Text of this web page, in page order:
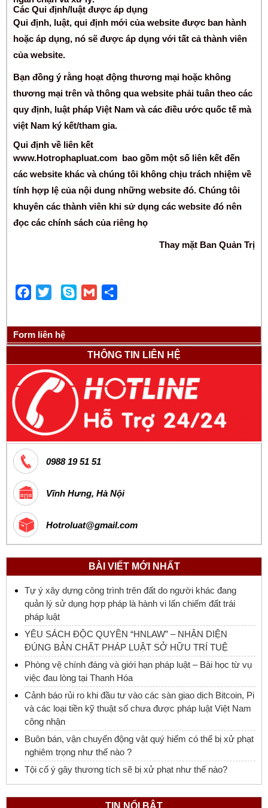
Các Qui định/luật được áp dụng
Qui định, luật, qui định mới của website được ban hành
hoặc áp dụng, nó sẽ được áp dụng với tất cả thành viên
của website.
Bạn đồng ý rằng hoạt động thương mại hoặc không
thương mại trên và thông qua website phải tuân theo các
quy định, luật pháp Việt Nam và các điều ước quốc tế mà
việt Nam ký kết/tham gia.
Qui định về liên kết
www.Hotrophapluat.com bao gồm một số liên kết đến
các website khác và chúng tôi không chịu trách nhiệm về
tính hợp lệ của nội dung những website đó. Chúng tôi
khuyên các thành viên khi sử dụng các website đó nên
đọc các chính sách của riêng họ
Thay mặt Ban Quản Trị
Facebook
Twitter Skype Gmail
Form liên hệ
THÔNG TIN LIÊN HỆ
0988 19 51 51
Vĩnh Hưng, Hà Nội
Hotroluat@gmail.com
BÀI VIẾT MỚI NHẤT
Tự ý xây dựng công trình trên đất do người khác đang
quản lý sử dụng hợp pháp là hành vi lấn chiếm đất trái
pháp luật
YÊU SÁCH ĐỘC QUYỀN “HNLAW” – NHẬN DIỆN
ĐÚNG BẢN CHẤT PHÁP LUẬT SỞ HỮU TRÍ TUỆ
Phòng vệ chính đáng và giới hạn pháp luật – Bài học từ vụ
việc đau lòng tại Thanh Hóa
Cảnh báo rủi ro khi đầu tư vào các sàn giao dịch Bitcoin, Pi
và các loại tiền kỹ thuật số chưa được pháp luật Việt Nam
công nhận
Buôn bán, vận chuyển động vật quý hiếm có thể bị xử phạt
nghiêm trọng như thế nào ?
Tội cố ý gây thương tích sẽ bị xử phạt như thế nào?